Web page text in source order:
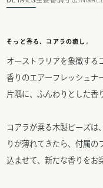
そっと香る、コアラの癒し。
オーストラリアを象徴する
香りのエアーフレッシュナ
片隅に、ふんわりとした香
コアラが乗る木製ビーズは
りが薄れてきたら、付属の
込ませて、新たな香りをお